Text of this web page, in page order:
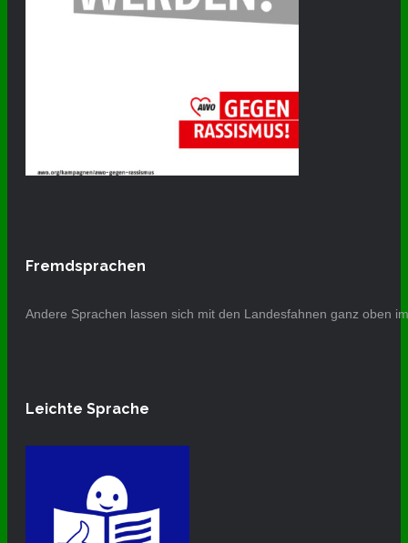
Fremdsprachen
Andere Sprachen lassen sich mit den Landesfahnen ganz oben
Leichte Sprache